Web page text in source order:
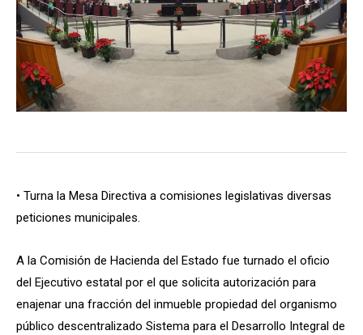
• Turna la Mesa Directiva a comisiones legislativas diversas
peticiones municipales.
A la Comisión de Hacienda del Estado fue turnado el oficio
del Ejecutivo estatal por el que solicita autorización para
enajenar una fracción del inmueble propiedad del organismo
público descentralizado Sistema para el Desarrollo Integral de